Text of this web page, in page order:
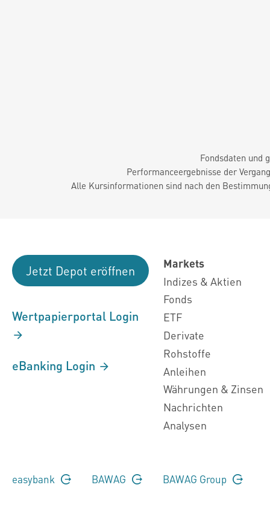
Fondsdaten und
Performanceergebnisse der
Alle Kursinformationen sind nach den
Jetzt Depot eröffnen
Wertpapierportal Login
eBanking Login
Markets
Indizes & Aktien
Fonds
ETF
Derivate
Rohstoffe
Anleihen
Währungen & Zinsen
Nachrichten
Analysen
easybank BAWAG BAWAG Group